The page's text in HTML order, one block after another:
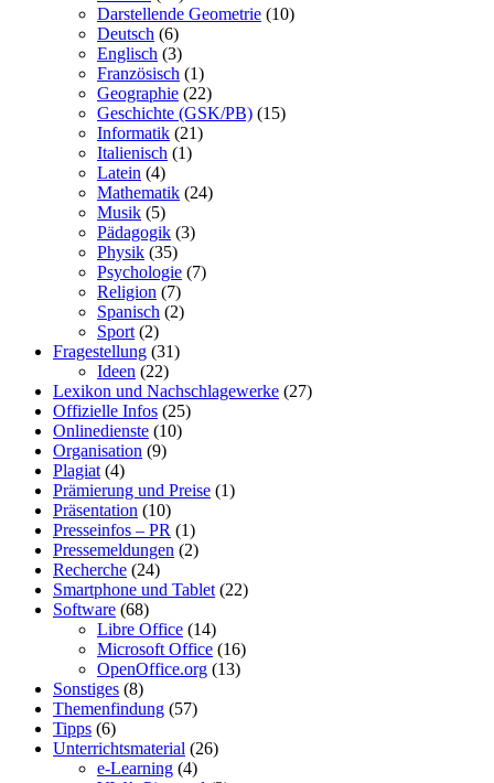
Darstellende Geometrie (10)
Deutsch (6)
Englisch (3)
Französisch (1)
Geographie (22)
Geschichte (GSK/PB) (15)
Informatik (21)
Italienisch (1)
Latein (4)
Mathematik (24)
Musik (5)
Pädagogik (3)
Physik (35)
Psychologie (7)
Religion (7)
Spanisch (2)
Sport (2)
Fragestellung (31)
Ideen (22)
Lexikon und Nachschlagewerke (27)
Offizielle Infos (25)
Onlinedienste (10)
Organisation (9)
Plagiat (4)
Prämierung und Preise (1)
Präsentation (10)
Presseinfos – PR (1)
Pressemeldungen (2)
Recherche (24)
Smartphone und Tablet (22)
Software (68)
Libre Office (14)
Microsoft Office (16)
OpenOffice.org (13)
Sonstiges (8)
Themenfindung (57)
Tipps (6)
Unterrichtsmaterial (26)
e-Learning (4)